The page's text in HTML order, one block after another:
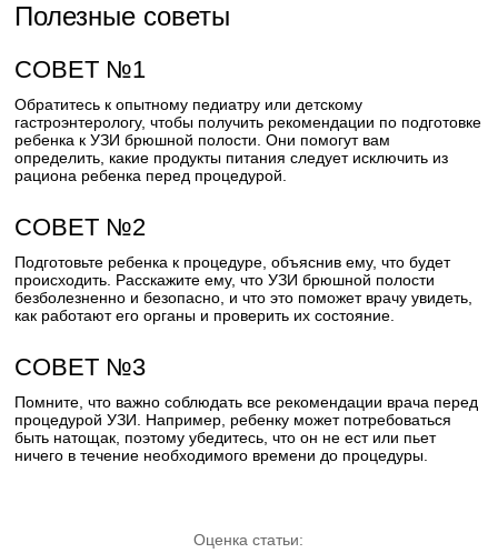
Полезные советы
СОВЕТ №1
Обратитесь к опытному педиатру или детскому
гастроэнтерологу, чтобы получить рекомендации по подготовке
ребенка к УЗИ брюшной полости. Они помогут вам
определить, какие продукты питания следует исключить из
рациона ребенка перед процедурой.
СОВЕТ №2
Подготовьте ребенка к процедуре, объяснив ему, что будет
происходить. Расскажите ему, что УЗИ брюшной полости
безболезненно и безопасно, и что это поможет врачу увидеть,
как работают его органы и проверить их состояние.
СОВЕТ №3
Помните, что важно соблюдать все рекомендации врача перед
процедурой УЗИ. Например, ребенку может потребоваться
быть натощак, поэтому убедитесь, что он не ест или пьет
ничего в течение необходимого времени до процедуры.
Оценка статьи: